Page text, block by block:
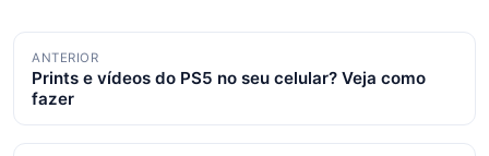
Navegação
de
posts
ANTERIOR
Prints e vídeos do PS5 no seu celular? Veja como
fazer